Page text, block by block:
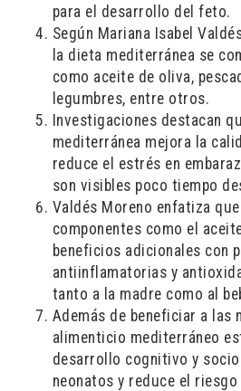
para el desarrollo del feto.
Según Mariana Isabel
la dieta mediterránea se
como aceite de oliva,
legumbres, entre otros.
Investigaciones destacan
mediterránea mejora la
reduce el estrés en
son visibles poco tiempo
Valdés Moreno enfatiza
componentes como el
beneficios adicionales con
antiinflamatorias y
tanto a la madre como al
Además de beneficiar a las
alimenticio mediterráneo
desarrollo cognitivo y
neonatos y reduce el